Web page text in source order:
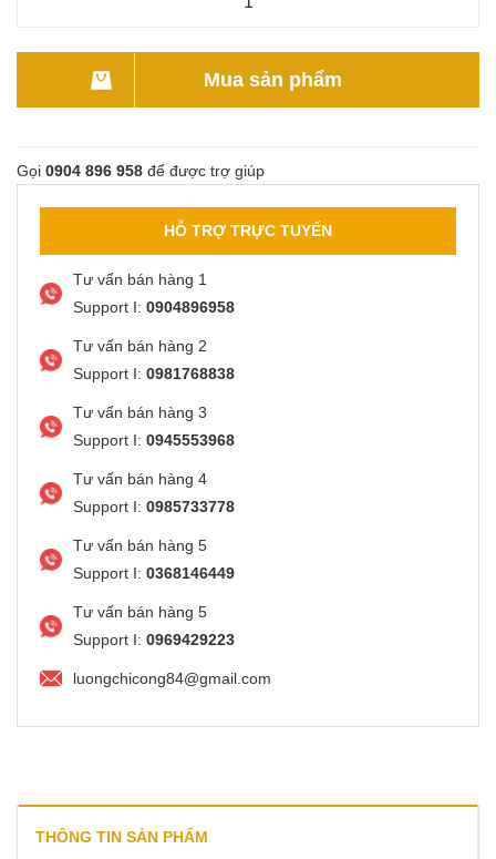
Mua sản phẩm
Gọi 0904 896 958 để được trợ giúp
HỖ TRỢ TRỰC TUYẾN
Tư vấn bán hàng 1
Support I: 0904896958
Tư vấn bán hàng 2
Support I: 0981768838
Tư vấn bán hàng 3
Support I: 0945553968
Tư vấn bán hàng 4
Support I: 0985733778
Tư vấn bán hàng 5
Support I: 0368146449
Tư vấn bán hàng 5
Support I: 0969429223
luongchicong84@gmail.com
THÔNG TIN SẢN PHẨM